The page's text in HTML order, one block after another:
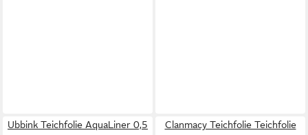
Ubbink Teichfolie AquaLiner 0,5
Clanmacy Teichfolie Teichfolie